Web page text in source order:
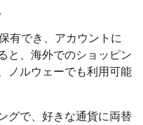
有でき、アカウントに
と、海外でのショッピン
ノルウェーでも利用可能
グで、好きな通貨に両替